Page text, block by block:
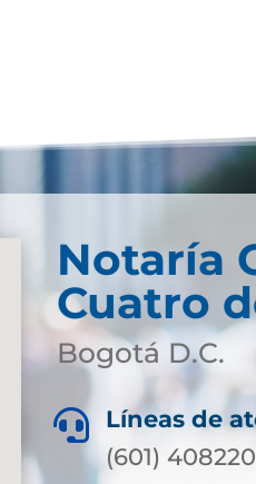
Notaría
Cuatro
Bogotá D.C.

Líneas de
(601)